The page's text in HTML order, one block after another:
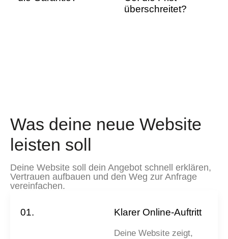
überschreitet?
Was deine neue Website
leisten soll
Deine Website soll dein Angebot schnell erklären,
Vertrauen aufbauen und den Weg zur Anfrage
vereinfachen.
01. Klarer Online-Auftritt
Deine Website zeigt,